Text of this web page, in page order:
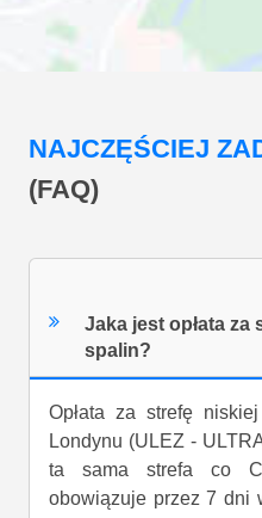
NAJCZĘŚCIEJ
(FAQ)
Jaka jest opłata
spalin?
Opłata za strefę
Londynu (ULEZ -
ta sama strefa co
obowiązuje przez 7 dni